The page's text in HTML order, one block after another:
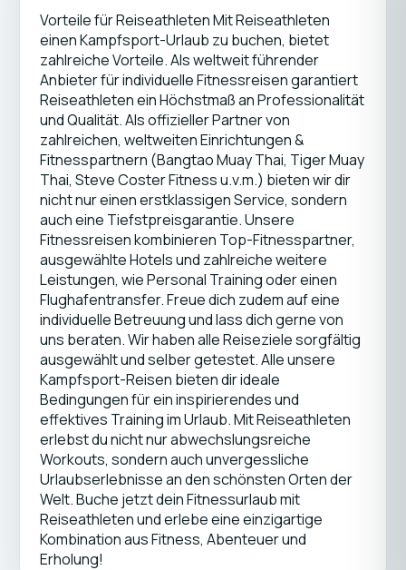
Vorteile für Reiseathleten Mit Reiseathleten
einen Kampfsport-Urlaub zu buchen, bietet
zahlreiche Vorteile. Als weltweit führender
Anbieter für individuelle Fitnessreisen garantiert
Reiseathleten ein Höchstmaß an Professionalität
und Qualität. Als offizieller Partner von
zahlreichen, weltweiten Einrichtungen &
Fitnesspartnern (Bangtao Muay Thai, Tiger Muay
Thai, Steve Coster Fitness u.v.m.) bieten wir dir
nicht nur einen erstklassigen Service, sondern
auch eine Tiefstpreisgarantie. Unsere
Fitnessreisen kombinieren Top-Fitnesspartner,
ausgewählte Hotels und zahlreiche weitere
Leistungen, wie Personal Training oder einen
Flughafentransfer. Freue dich zudem auf eine
individuelle Betreuung und lass dich gerne von
uns beraten. Wir haben alle Reiseziele sorgfältig
ausgewählt und selber getestet. Alle unsere
Kampfsport-Reisen bieten dir ideale
Bedingungen für ein inspirierendes und
effektives Training im Urlaub. Mit Reiseathleten
erlebst du nicht nur abwechslungsreiche
Workouts, sondern auch unvergessliche
Urlaubserlebnisse an den schönsten Orten der
Welt. Buche jetzt dein Fitnessurlaub mit
Reiseathleten und erlebe eine einzigartige
Kombination aus Fitness, Abenteuer und
Erholung!